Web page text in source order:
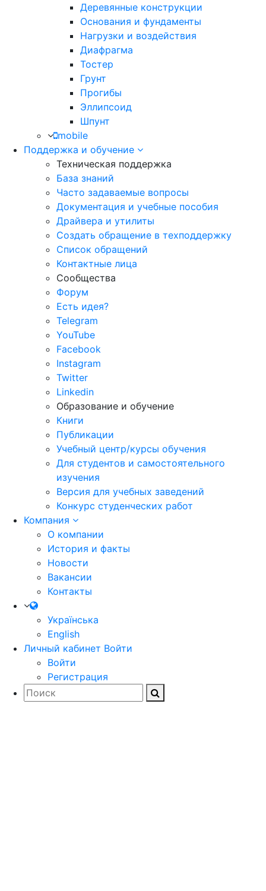
Деревянные конструкции
Основания и фундаменты
Нагрузки и воздействия
Диафрагма
Тостер
Грунт
Прогибы
Эллипсоид
Шпунт
mobile
Поддержка и обучение
Техническая поддержка
База знаний
Часто задаваемые вопросы
Документация и учебные пособия
Драйвера и утилиты
Создать обращение в техподдержку
Список обращений
Контактные лица
Сообщества
Форум
Есть идея?
Telegram
YouTube
Facebook
Instagram
Twitter
Linkedin
Образование и обучение
Книги
Публикации
Учебный центр/курсы обучения
Для студентов и самостоятельного
изучения
Версия для учебных заведений
Конкурс студенческих работ
Компания
О компании
История и факты
Новости
Вакансии
Контакты
Українська
English
Личный кабинет Войти
Войти
Регистрация